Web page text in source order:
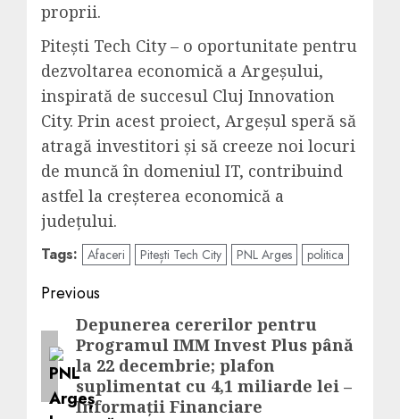
proprii.
Pitești Tech City – o oportunitate pentru
dezvoltarea economică a Argeșului,
inspirată de succesul Cluj Innovation
City. Prin acest proiect, Argeșul speră să
atragă investitori și să creeze noi locuri
de muncă în domeniul IT, contribuind
astfel la creșterea economică a
județului.
Tags: Afaceri Pitești Tech City PNL Arges politica
Post
navigation
Previous
Previous
post:
Depunerea cererilor pentru
Programul IMM Invest Plus până
la 22 decembrie; plafon
suplimentat cu 4,1 miliarde lei –
Informații Financiare